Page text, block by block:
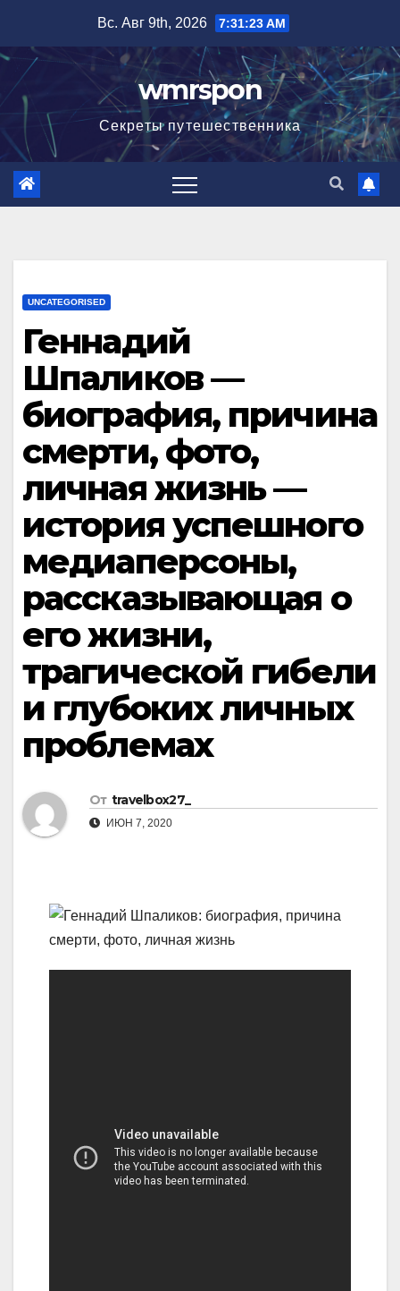
содержимому
Вс. Авг 9th, 2026 7:31:24 AM
wmrspon
Секреты путешественника
UNCATEGORISED
Геннадий
Шпаликов —
биография, причина
смерти, фото,
личная жизнь —
история успешного
медиаперсоны,
рассказывающая о
его жизни,
трагической гибели
и глубоких личных
проблемах
От travelbox27_
ИЮН 7, 2020